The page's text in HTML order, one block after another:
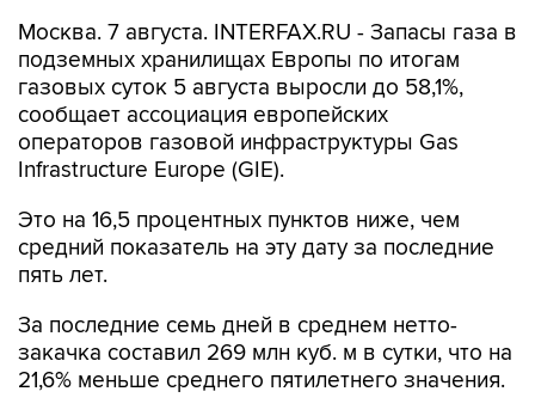
Москва. 7 августа. INTERFAX.RU - Запасы газа в
подземных хранилищах Европы по итогам
газовых суток 5 августа выросли до 58,1%,
сообщает ассоциация европейских
операторов газовой инфраструктуры Gas
Infrastructure Europe (GIE).
Это на 16,5 процентных пунктов ниже, чем
средний показатель на эту дату за последние
пять лет.
За последние семь дней в среднем нетто-
закачка составил 269 млн куб. м в сутки, что на
21,6% меньше среднего пятилетнего значения.